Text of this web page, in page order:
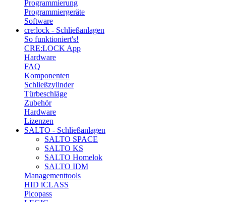
Programmierung
Programmiergeräte
Software
cre:lock - Schließanlagen
So funktioniert's!
CRE:LOCK App
Hardware
FAQ
Komponenten
Schließzylinder
Türbeschläge
Zubehör
Hardware
Lizenzen
SALTO - Schließanlagen
SALTO SPACE
SALTO KS
SALTO Homelok
SALTO IDM
Managementtools
HID iCLASS
Picopass